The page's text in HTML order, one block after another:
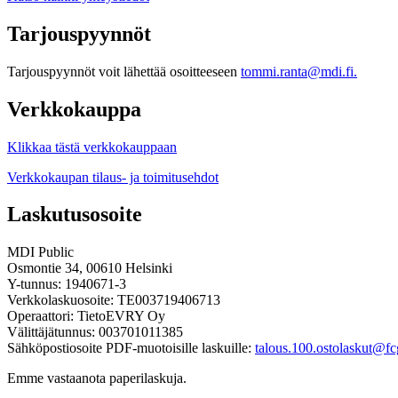
Tarjouspyynnöt
Tarjouspyynnöt voit lähettää osoitteeseen tommi.ranta@mdi.fi.
Verkkokauppa
Klikkaa tästä verkkokauppaan
Verkkokaupan tilaus- ja toimitusehdot
Laskutusosoite
MDI Public
Osmontie 34, 00610 Helsinki
Y-tunnus: 1940671-3
Verkkolaskuosoite: TE003719406713
Operaattori: TietoEVRY Oy
Välittäjätunnus: 003701011385
Sähköpostiosoite PDF-muotoisille laskuille:
Emme vastaanota paperilaskuja.